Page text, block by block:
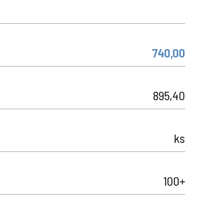
740,00
895,40
ks
100+